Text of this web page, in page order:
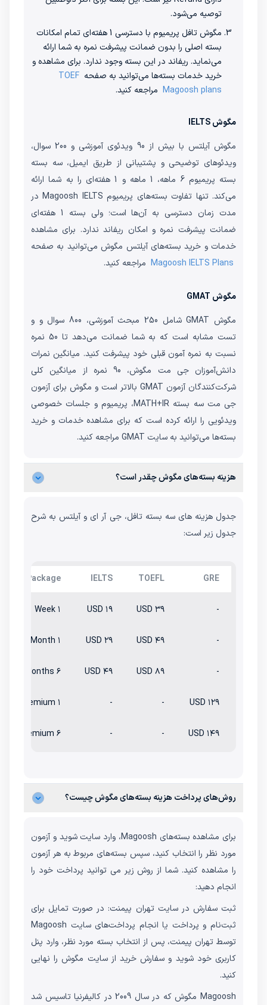
توصیه می‌شود.
مگوش تافل پریمیوم با دسترسی 1 هفته‌ای تمام امکانات
بسته اصلی را بدون ضمانت پیشرفت نمره به شما ارائه
می‌نماید. ریفاند در این بسته وجود ندارد. برای مشاهده و
خرید خدمات بسته‌ها می‌توانید به صفحه TOEF
Magoosh plans مراجعه کنید.
مگوش IELTS
مگوش آیلتس با بیش از 90 ویدئوی آموزشی و 200 سوال،
ویدئو‌های توضیحی و پشتیبانی از طریق ایمیل، سه بسته
بسته پریمیوم 6 ماهه، 1 ماهه و 1 هفته‌ای را به شما ارائه
می‌کند. تنها تفاوت بسته‌های پریمیوم Magoosh IELTS در
مدت زمان دسترسی به آن‌ها است؛ ولی بسته 1 هفته‌ای
ضمانت پیشرفت نمره و امکان ریفاند ندارد. برای مشاهده
خدمات و خرید بسته‌های آیلتس مگوش می‌توانید به صفحه
Magoosh IELTS Plans مراجعه کنید.
مگوش GMAT
مگوش GMAT شامل 250 مبحث آموزشی، 800 سوال و و
تست مشابه است که به شما ضمانت می‌دهد تا 50 نمره
نسبت به نمره آمون قبلی خود پیشرفت کنید. میانگین نمرات
دانش‌آموزان جی مت مگوش، 90 نمره از میانگین کلی
شرکت‌کنندگان آزمون GMAT بالاتر است و مگوش برای آزمون
جی مت سه بسته MATH+IR، پریمیوم و جلسات خصوصی
ویدئویی را ارائه کرده است که برای مشاهده خدمات و خرید
بسته‌ها می‌توانید به سایت GMAT مراجعه کنید.
هزینه بسته‌های مگوش چقدر است؟
جدول هزینه های سه بسته تافل، جی آر ای و آیلتس به شرح
جدول زیر است:
GRE
TOEFL
IELTS
Package
- ۳۹ USD ۱۹ USD ۱ Week
- ۴۹ USD ۲۹ USD ۱ Month
- ۸۹ USD ۴۹ USD ۶ Months
۱۲۹ USD -
- ۱ Month Premium
۱۴۹ USD -
- ۶ Month Premium
روش‌های پرداخت هزینه بسته‌های مگوش چیست؟
برای مشاهده بسته‌های Magoosh، وارد سایت شوید و آزمون
مورد نظر را انتخاب کنید، سپس بسته‌های مربوط به هر آزمون
را مشاهده کنید. شما از روش زیر می توانید پرداخت خود را
انجام دهید:
ثبت سفارش در سایت تهران پیمنت: در صورت تمایل برای
ثبت‌نام و پرداخت یا انجام پرداخت‌های سایت Magoosh
توسط تهران‌ پیمنت، پس از انتخاب بسته مورد نظر، وارد پنل
کاربری خود شوید و سفارش خرید از سایت مگوش را نهایی
کنید.
Magoosh مگوش که در سال 2009 در کالیفرنیا تاسیس شد